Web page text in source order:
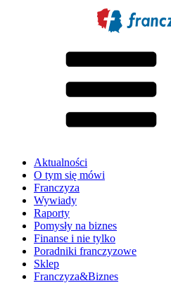
Aktualności
O tym się mówi
Franczyza
Wywiady
Raporty
Pomysły na biznes
Finanse i nie tylko
Poradniki franczyzowe
Sklep
Franczyza&Biznes